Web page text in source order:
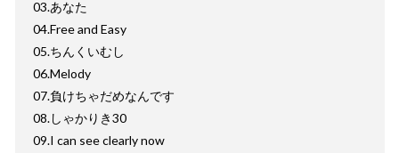
03.あなた
04.Free and Easy
05.ちんくいむし
06.Melody
07.負けちゃだめなんです
08.しゃかりき30
09.I can see clearly now